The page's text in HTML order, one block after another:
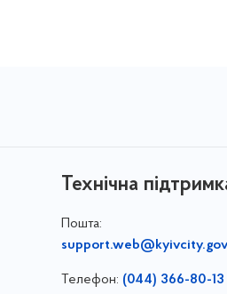
Технічна
Пошта:
Телефон: (044) 366-80-13